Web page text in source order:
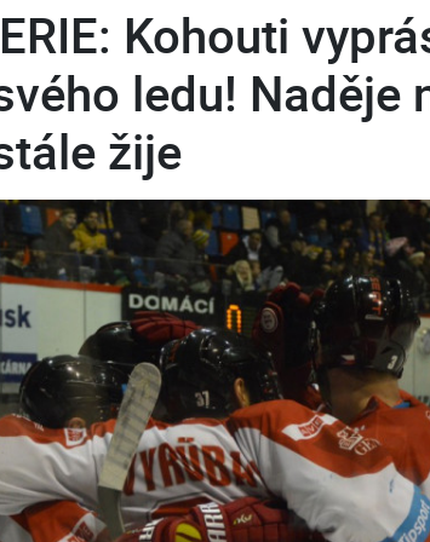
Kohouti
ledu! Naděje
žije